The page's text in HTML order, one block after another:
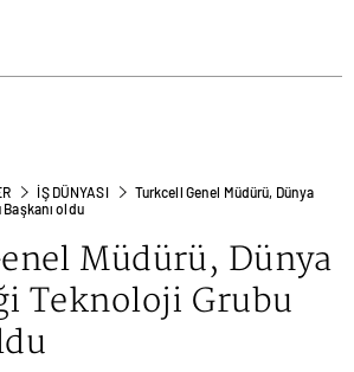
İŞ DÜNYASI
Turkcell Genel Müdürü, Dünya
oldu
Müdürü, Dünya
Teknoloji Grubu